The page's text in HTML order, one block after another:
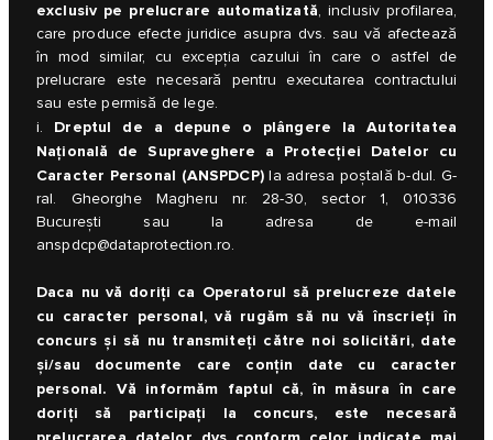
exclusiv pe prelucrare automatizată, inclusiv profilarea,
care produce efecte juridice asupra dvs. sau vă afectează
în mod similar, cu excepţia cazului în care o astfel de
prelucrare este necesară pentru executarea contractului
sau este permisă de lege.
i. Dreptul de a depune o plângere la Autoritatea
Națională de Supraveghere a Protecției Datelor cu
Caracter Personal (ANSPDCP)la adresa poștală b-dul. G-
ral. Gheorghe Magheru nr. 28-30, sector 1, 010336
București sau la adresa de e-mail
anspdcp@dataprotection.ro.
Daca nu vă doriți ca Operatorul să prelucreze datele
cu caracter personal, vă rugăm să nu vă înscrieți în
concurs și să nu transmiteți către noi solicitări, date
și/sau documente care conțin date cu caracter
personal. Vă informăm faptul că, în măsura în care
doriți să participați la concurs, este necesară